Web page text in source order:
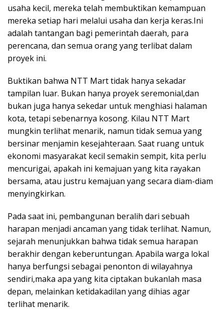
usaha kecil, mereka telah membuktikan kemampuan
mereka setiap hari melalui usaha dan kerja keras.Ini
adalah tantangan bagi pemerintah daerah, para
perencana, dan semua orang yang terlibat dalam
proyek ini.
Buktikan bahwa NTT Mart tidak hanya sekadar
tampilan luar. Bukan hanya proyek seremonial,dan
bukan juga hanya sekedar untuk menghiasi halaman
kota, tetapi sebenarnya kosong. Kilau NTT Mart
mungkin terlihat menarik, namun tidak semua yang
bersinar menjamin kesejahteraan. Saat ruang untuk
ekonomi masyarakat kecil semakin sempit, kita perlu
mencurigai, apakah ini kemajuan yang kita rayakan
bersama, atau justru kemajuan yang secara diam-diam
menyingkirkan.
Pada saat ini, pembangunan beralih dari sebuah
harapan menjadi ancaman yang tidak terlihat. Namun,
sejarah menunjukkan bahwa tidak semua harapan
berakhir dengan keberuntungan. Apabila warga lokal
hanya berfungsi sebagai penonton di wilayahnya
sendiri,maka apa yang kita ciptakan bukanlah masa
depan, melainkan ketidakadilan yang dihias agar
terlihat menarik.